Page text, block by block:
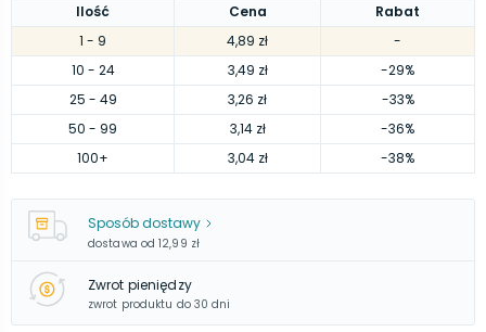
Ilość Cena
Rabat
1 - 9 4,89 zł
-
10 - 24 3,49 zł
-29%
25 - 49 3,26 zł
-33%
50 - 99 3,14 zł
-36%
100+ 3,04 zł -38%
Sposób dostawy
dostawa od 12,99 zł
Zwrot pieniędzy
zwrot produktu do 30 dni